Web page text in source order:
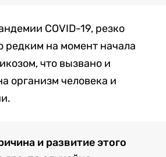
COVID-19, резко
редким на момент начала
что вызвано и
организм человека и
и развитие этого